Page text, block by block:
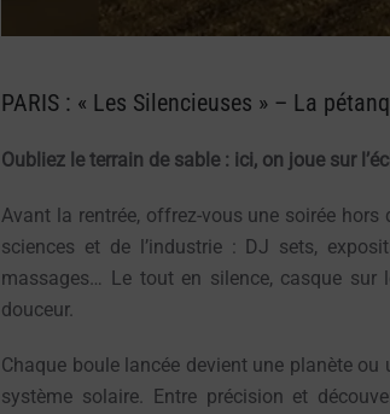
PARIS : « Les Silencieuses » – La
Oubliez le terrain de sable : ici, on joue sur
Avant la rentrée, offrez-vous une soirée
sciences et de l’industrie : DJ sets,
massages… Le tout en silence, casque sur
douceur.
Chaque boule lancée devient une planète
système solaire. Entre précision et